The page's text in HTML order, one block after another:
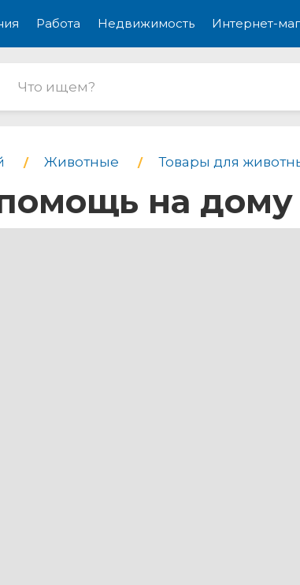
Работа Недвижимость Интернет-
Животные Товары для
на